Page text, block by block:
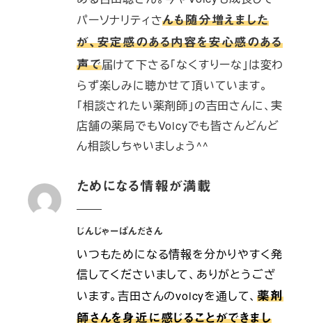
パーソナリティさんも随分増えました
が、安定感のある内容を安心感のある
声で届けて下さる「なくすりーな」は変わ
らず楽しみに聴かせて頂いています。
「相談されたい薬剤師」の吉田さんに、実
店舗の薬局でもVoicyでも皆さんどんど
ん相談しちゃいましょう^^
ためになる情報が満載
じんじゃーぱんださん
いつもためになる情報を分かりやすく発
信してくださいまして、ありがとうござ
います。吉田さんのvoicyを通して、薬剤
師さんを身近に感じることができまし